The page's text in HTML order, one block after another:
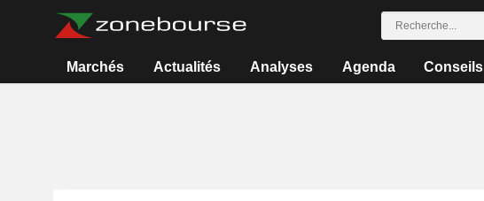
Marchés Actualités Analyses Agenda Conseils